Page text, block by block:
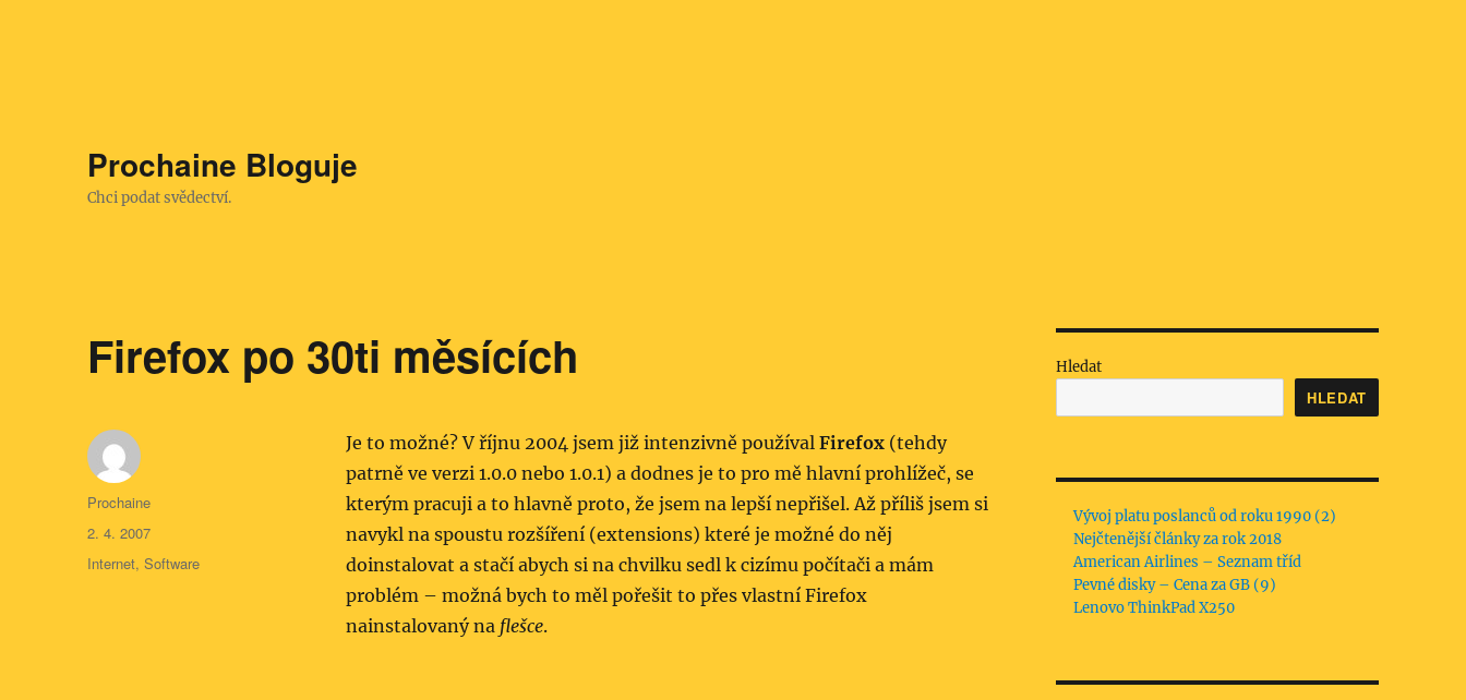
Prochaine Bloguje
Chci podat svědectví.
Firefox po 30ti měsících
Je to možné? V říjnu 2004 jsem již intenzivně používal Firefox(tehdy
patrně ve verzi 1.0.0 nebo 1.0.1) a dodnes je to pro mě hlavní prohlížeč, se
kterým pracuji a to hlavně proto, že jsem na lepší nepřišel. Až příliš jsem si
navykl na spoustu rozšíření (extensions) které je možné do něj
doinstalovat a stačí abych si na chvilku sedl k cizímu počítači a mám
problém – možná bych to měl pořešit to přes vlastní Firefox
nainstalovaný na flešce.
Autor:
Prochaine
Publikováno:
2. 4. 2007
Rubriky:
Internet,Software
Hledat
HLEDAT
Vývoj platu poslanců od roku 1990 (2)
Nejčtenější články za rok 2018
American Airlines – Seznam tříd
Pevné disky – Cena za GB (9)
Lenovo ThinkPad X250